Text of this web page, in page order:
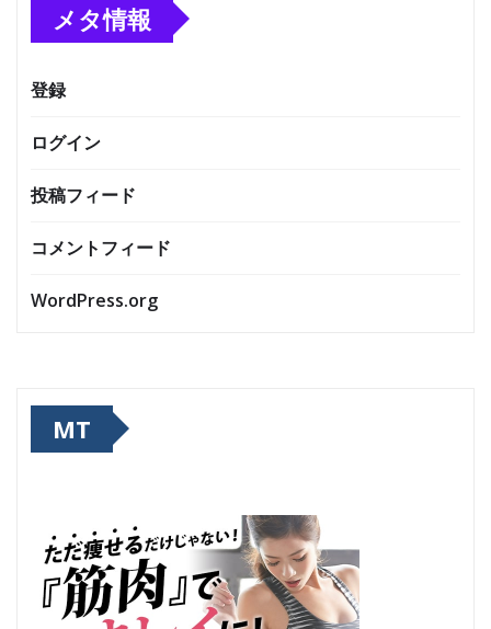
メタ情報
登録
ログイン
投稿フィード
コメントフィード
WordPress.org
MT